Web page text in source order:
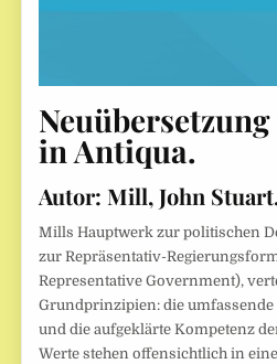
in Antiqua.
Autor: Mill, John
Mills Hauptwerk zur politischen
zur Repräsentativ-
Representative Government),
Grundprinzipien: die umfassende
und die aufgeklärte Kompetenz
Werte stehen offensichtlich in